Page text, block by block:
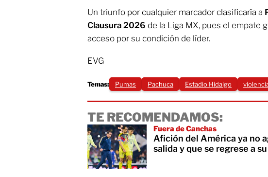
Un triunfo por cualquier marcador clasificaría a
Clausura 2026 de la Liga MX, pues el empate
acceso por su condición de líder.
EVG
Temas: Pumas Pachuca Estadio Hidalgo
TE RECOMENDAMOS:
Fuera de Canchas
Afición del América ya no
salida y que se regrese a